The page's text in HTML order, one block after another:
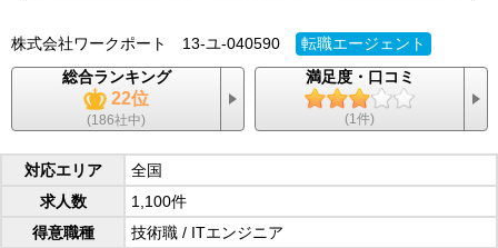
株式会社ワークポート 13-ユ-040590
転職エージェント
総合ランキング
22位
(186社中)
満足度・口コミ
(1件)
対応エリア
全国
求人数
1,100件
得意職種
技術職 / ITエンジニア